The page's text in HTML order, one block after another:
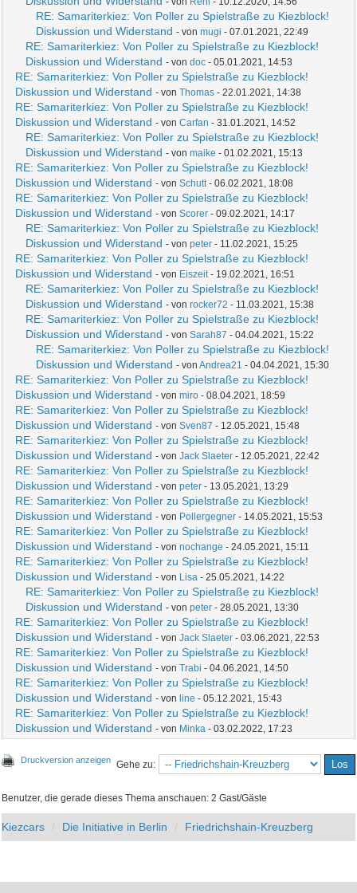
RE: Samariterkiez: Von Poller zu Spielstraße zu Kiezblock!
Diskussion und Widerstand - vonmugi - 07.01.2021, 22:49
RE: Samariterkiez: Von Poller zu Spielstraße zu Kiezblock!
Diskussion und Widerstand - vondoc - 05.01.2021, 14:53
RE: Samariterkiez: Von Poller zu Spielstraße zu Kiezblock!
Diskussion und Widerstand - vonThomas - 22.01.2021, 14:38
RE: Samariterkiez: Von Poller zu Spielstraße zu Kiezblock!
Diskussion und Widerstand - vonCarfan - 31.01.2021, 14:52
RE: Samariterkiez: Von Poller zu Spielstraße zu Kiezblock!
Diskussion und Widerstand - vonmaike - 01.02.2021, 15:13
RE: Samariterkiez: Von Poller zu Spielstraße zu Kiezblock!
Diskussion und Widerstand - vonSchutt- 06.02.2021, 18:08
RE: Samariterkiez: Von Poller zu Spielstraße zu Kiezblock!
Diskussion und Widerstand - vonScorer - 09.02.2021, 14:17
RE: Samariterkiez: Von Poller zu Spielstraße zu Kiezblock!
Diskussion und Widerstand - vonpeter - 11.02.2021, 15:25
RE: Samariterkiez: Von Poller zu Spielstraße zu Kiezblock!
Diskussion und Widerstand - von Eiszeit- 19.02.2021, 16:51
RE: Samariterkiez: Von Poller zu Spielstraße zu Kiezblock!
Diskussion und Widerstand - vonrocker72 - 11.03.2021, 15:38
RE: Samariterkiez: Von Poller zu Spielstraße zu Kiezblock!
Diskussion und Widerstand - vonSarah87 - 04.04.2021, 15:22
RE: Samariterkiez: Von Poller zu Spielstraße zu Kiezblock!
Diskussion und Widerstand - vonAndrea21 - 04.04.2021, 15:30
RE: Samariterkiez: Von Poller zu Spielstraße zu Kiezblock!
Diskussion und Widerstand - vonmiro - 08.04.2021, 18:59
RE: Samariterkiez: Von Poller zu Spielstraße zu Kiezblock!
Diskussion und Widerstand - vonSven87 - 12.05.2021, 15:48
RE: Samariterkiez: Von Poller zu Spielstraße zu Kiezblock!
Diskussion und Widerstand - vonJack Slaeter - 12.05.2021, 22:42
RE: Samariterkiez: Von Poller zu Spielstraße zu Kiezblock!
Diskussion und Widerstand - vonpeter - 13.05.2021, 13:29
RE: Samariterkiez: Von Poller zu Spielstraße zu Kiezblock!
Diskussion und Widerstand - von Pollergegner - 14.05.2021, 15:53
RE: Samariterkiez: Von Poller zu Spielstraße zu Kiezblock!
Diskussion und Widerstand - vonnochange - 24.05.2021, 15:11
RE: Samariterkiez: Von Poller zu Spielstraße zu Kiezblock!
Diskussion und Widerstand - von Lisa - 25.05.2021, 14:22
RE: Samariterkiez: Von Poller zu Spielstraße zu Kiezblock!
Diskussion und Widerstand - vonpeter - 28.05.2021, 13:30
RE: Samariterkiez: Von Poller zu Spielstraße zu Kiezblock!
Diskussion und Widerstand - vonJack Slaeter - 03.06.2021, 22:53
RE: Samariterkiez: Von Poller zu Spielstraße zu Kiezblock!
Diskussion und Widerstand - vonTrabi - 04.06.2021, 14:50
RE: Samariterkiez: Von Poller zu Spielstraße zu Kiezblock!
Diskussion und Widerstand - von line - 05.12.2021, 15:43
RE: Samariterkiez: Von Poller zu Spielstraße zu Kiezblock!
Diskussion und Widerstand - von Minka - 03.02.2022, 17:23
Druckversion anzeigen Gehe zu:
Benutzer, die gerade dieses Thema anschauen: 2 Gast/Gäste
Kiezcars Die Initiative in Berlin Friedrichshain-Kreuzberg